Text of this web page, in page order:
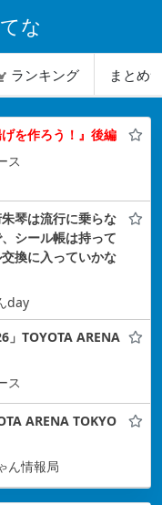
な
ランキング まとめ
を作ろう！』後編
ス
琴は流行に乗らな
シール帳は持って
換に入っていかな
day
」TOYOTA ARENA
ス
ARENA TOKYO
ん情報局